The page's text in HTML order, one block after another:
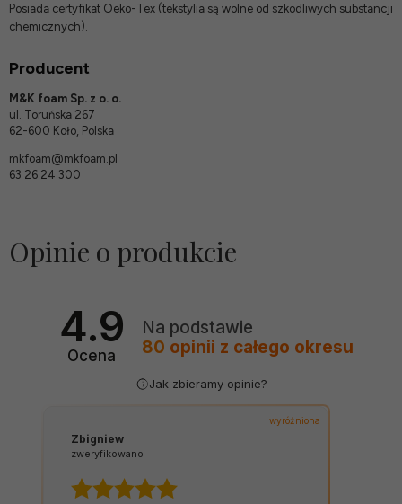
Posiada certyfikat Oeko-Tex (tekstylia są wolne od szkodliwych substancji
chemicznych).
Producent
M&K foam Sp. z o. o.
ul. Toruńska 267
62-600 Koło, Polska
mkfoam@mkfoam.pl
63 26 24 300
Opinie o produkcie
4.9
Ocena
Na podstawie
80 opinii z całego okresu
Jak zbieramy opinie?
wyróżniona
Zbigniew
zweryfikowano